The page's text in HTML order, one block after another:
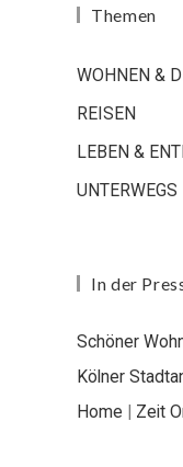
Themen
WOHNEN &
REISEN
LEBEN &
UNTERWEGS
In der
Schöner
Kölner
Home | Zeit